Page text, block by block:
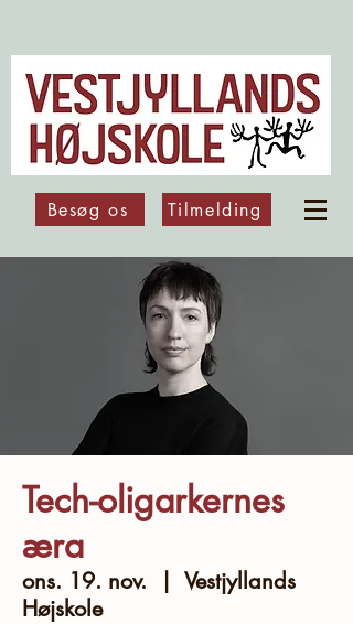
Besøg os Tilmelding
Tech-oligarkernes
æra
ons. 19. nov.
  |
Vestjyllands
Højskole